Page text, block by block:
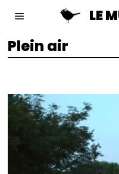
LE
Plein air